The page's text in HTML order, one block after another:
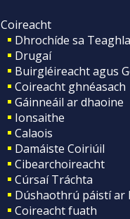
Coireacht
Dhrochíde sa
Drugaí
Buirgléireacht agus
Coireacht ghnéasach
Gáinneáil ar dhaoine
Ionsaithe
Calaois
Damáiste Coiriúil
Cibearchoireacht
Cúrsaí Tráchta
Dúshaothrú páistí ar
Coireacht fuath